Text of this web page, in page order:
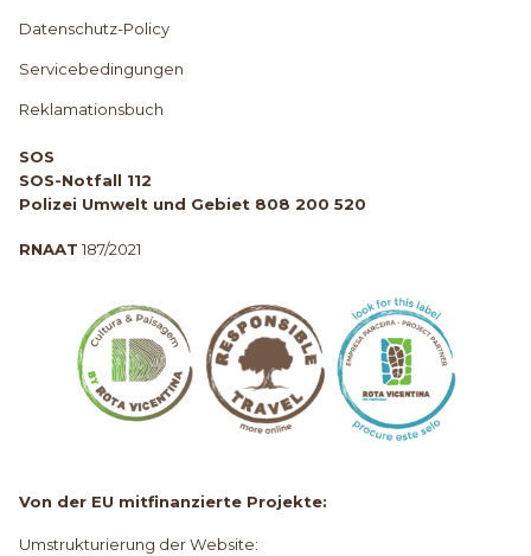
Datenschutz-Policy
Servicebedingungen
Reklamationsbuch
SOS
SOS-Notfall 112
Polizei Umwelt und Gebiet 808 200 520
RNAAT 187/2021
Von der EU mitfinanzierte Projekte:
Umstrukturierung der Website: